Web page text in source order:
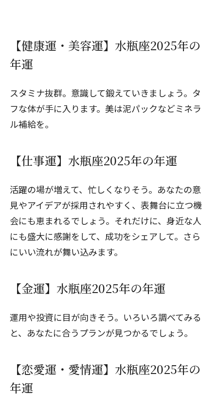
【健康運・美容運】水瓶座2025年の
年運
スタミナ抜群。意識して鍛えていきましょう。タ
フな体が手に入ります。美は泥パックなどミネラ
ル補給を。
【仕事運】水瓶座2025年の年運
活躍の場が増えて、忙しくなりそう。あなたの意
見やアイデアが採用されやすく、表舞台に立つ機
会にも恵まれるでしょう。それだけに、身近な人
にも盛大に感謝をして、成功をシェアして。さら
にいい流れが舞い込みます。
【金運】水瓶座2025年の年運
運用や投資に目が向きそう。いろいろ調べてみる
と、あなたに合うプランが見つかるでしょう。
【恋愛運・愛情運】水瓶座2025年の
年運